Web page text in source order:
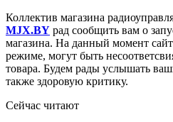
Коллектив магазина
MJX.BY рад сообщить вам о
магазина. На данный момент сайт
режиме, могут быть
товара. Будем рады услышать
также здоровую критику.
Сейчас читают